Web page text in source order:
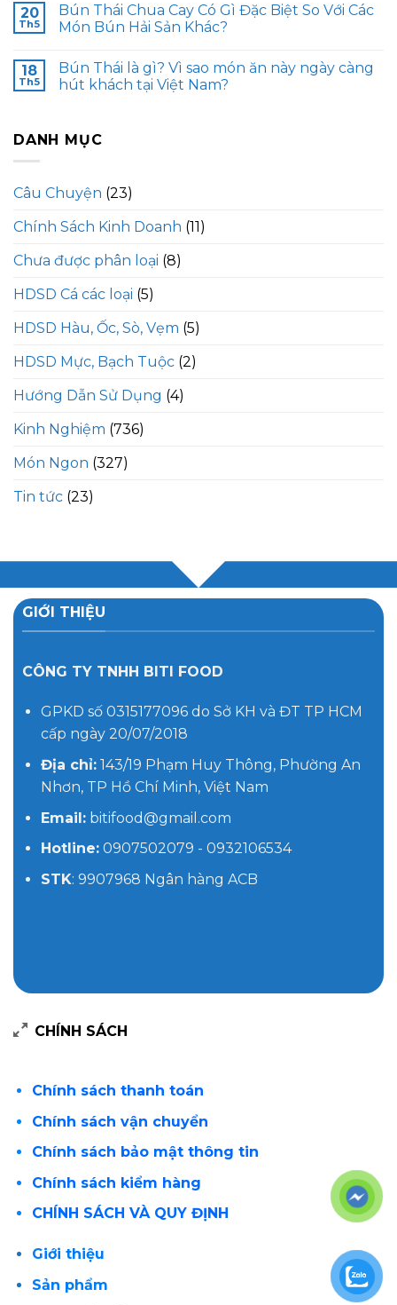
20
Th5
Bún Thái Chua Cay Có Gì Đặc Biệt So Với Các
Món Bún Hải Sản Khác?
18
Th5
Bún Thái là gì? Vì sao món ăn này ngày càng
hút khách tại Việt Nam?
DANH MỤC
Câu Chuyện (23)
Chính Sách Kinh Doanh (11)
Chưa được phân loại (8)
HDSD Cá các loại (5)
HDSD Hàu, Ốc, Sò, Vẹm (5)
HDSD Mực, Bạch Tuộc (2)
Hướng Dẫn Sử Dụng (4)
Kinh Nghiệm (736)
Món Ngon (327)
Tin tức (23)
GIỚI THIỆU
CÔNG TY TNHH BITI FOOD
GPKD số 0315177096 do Sở KH và ĐT TP HCM
cấp ngày 20/07/2018
Địa chỉ:143/19 Phạm Huy Thông, Phường An
Nhơn, TP Hồ Chí Minh, Việt Nam
Email:bitifood@gmail.com
Hotline:0907502079 - 0932106534
STK: 9907968 Ngân hàng ACB
CHÍNH SÁCH
Chính sách thanh toán
Chính sách vận chuyển
Chính sách bảo mật thông tin
Chính sách kiểm hàng
CHÍNH SÁCH VÀ QUY ĐỊNH
Giới thiệu
Sản phẩm